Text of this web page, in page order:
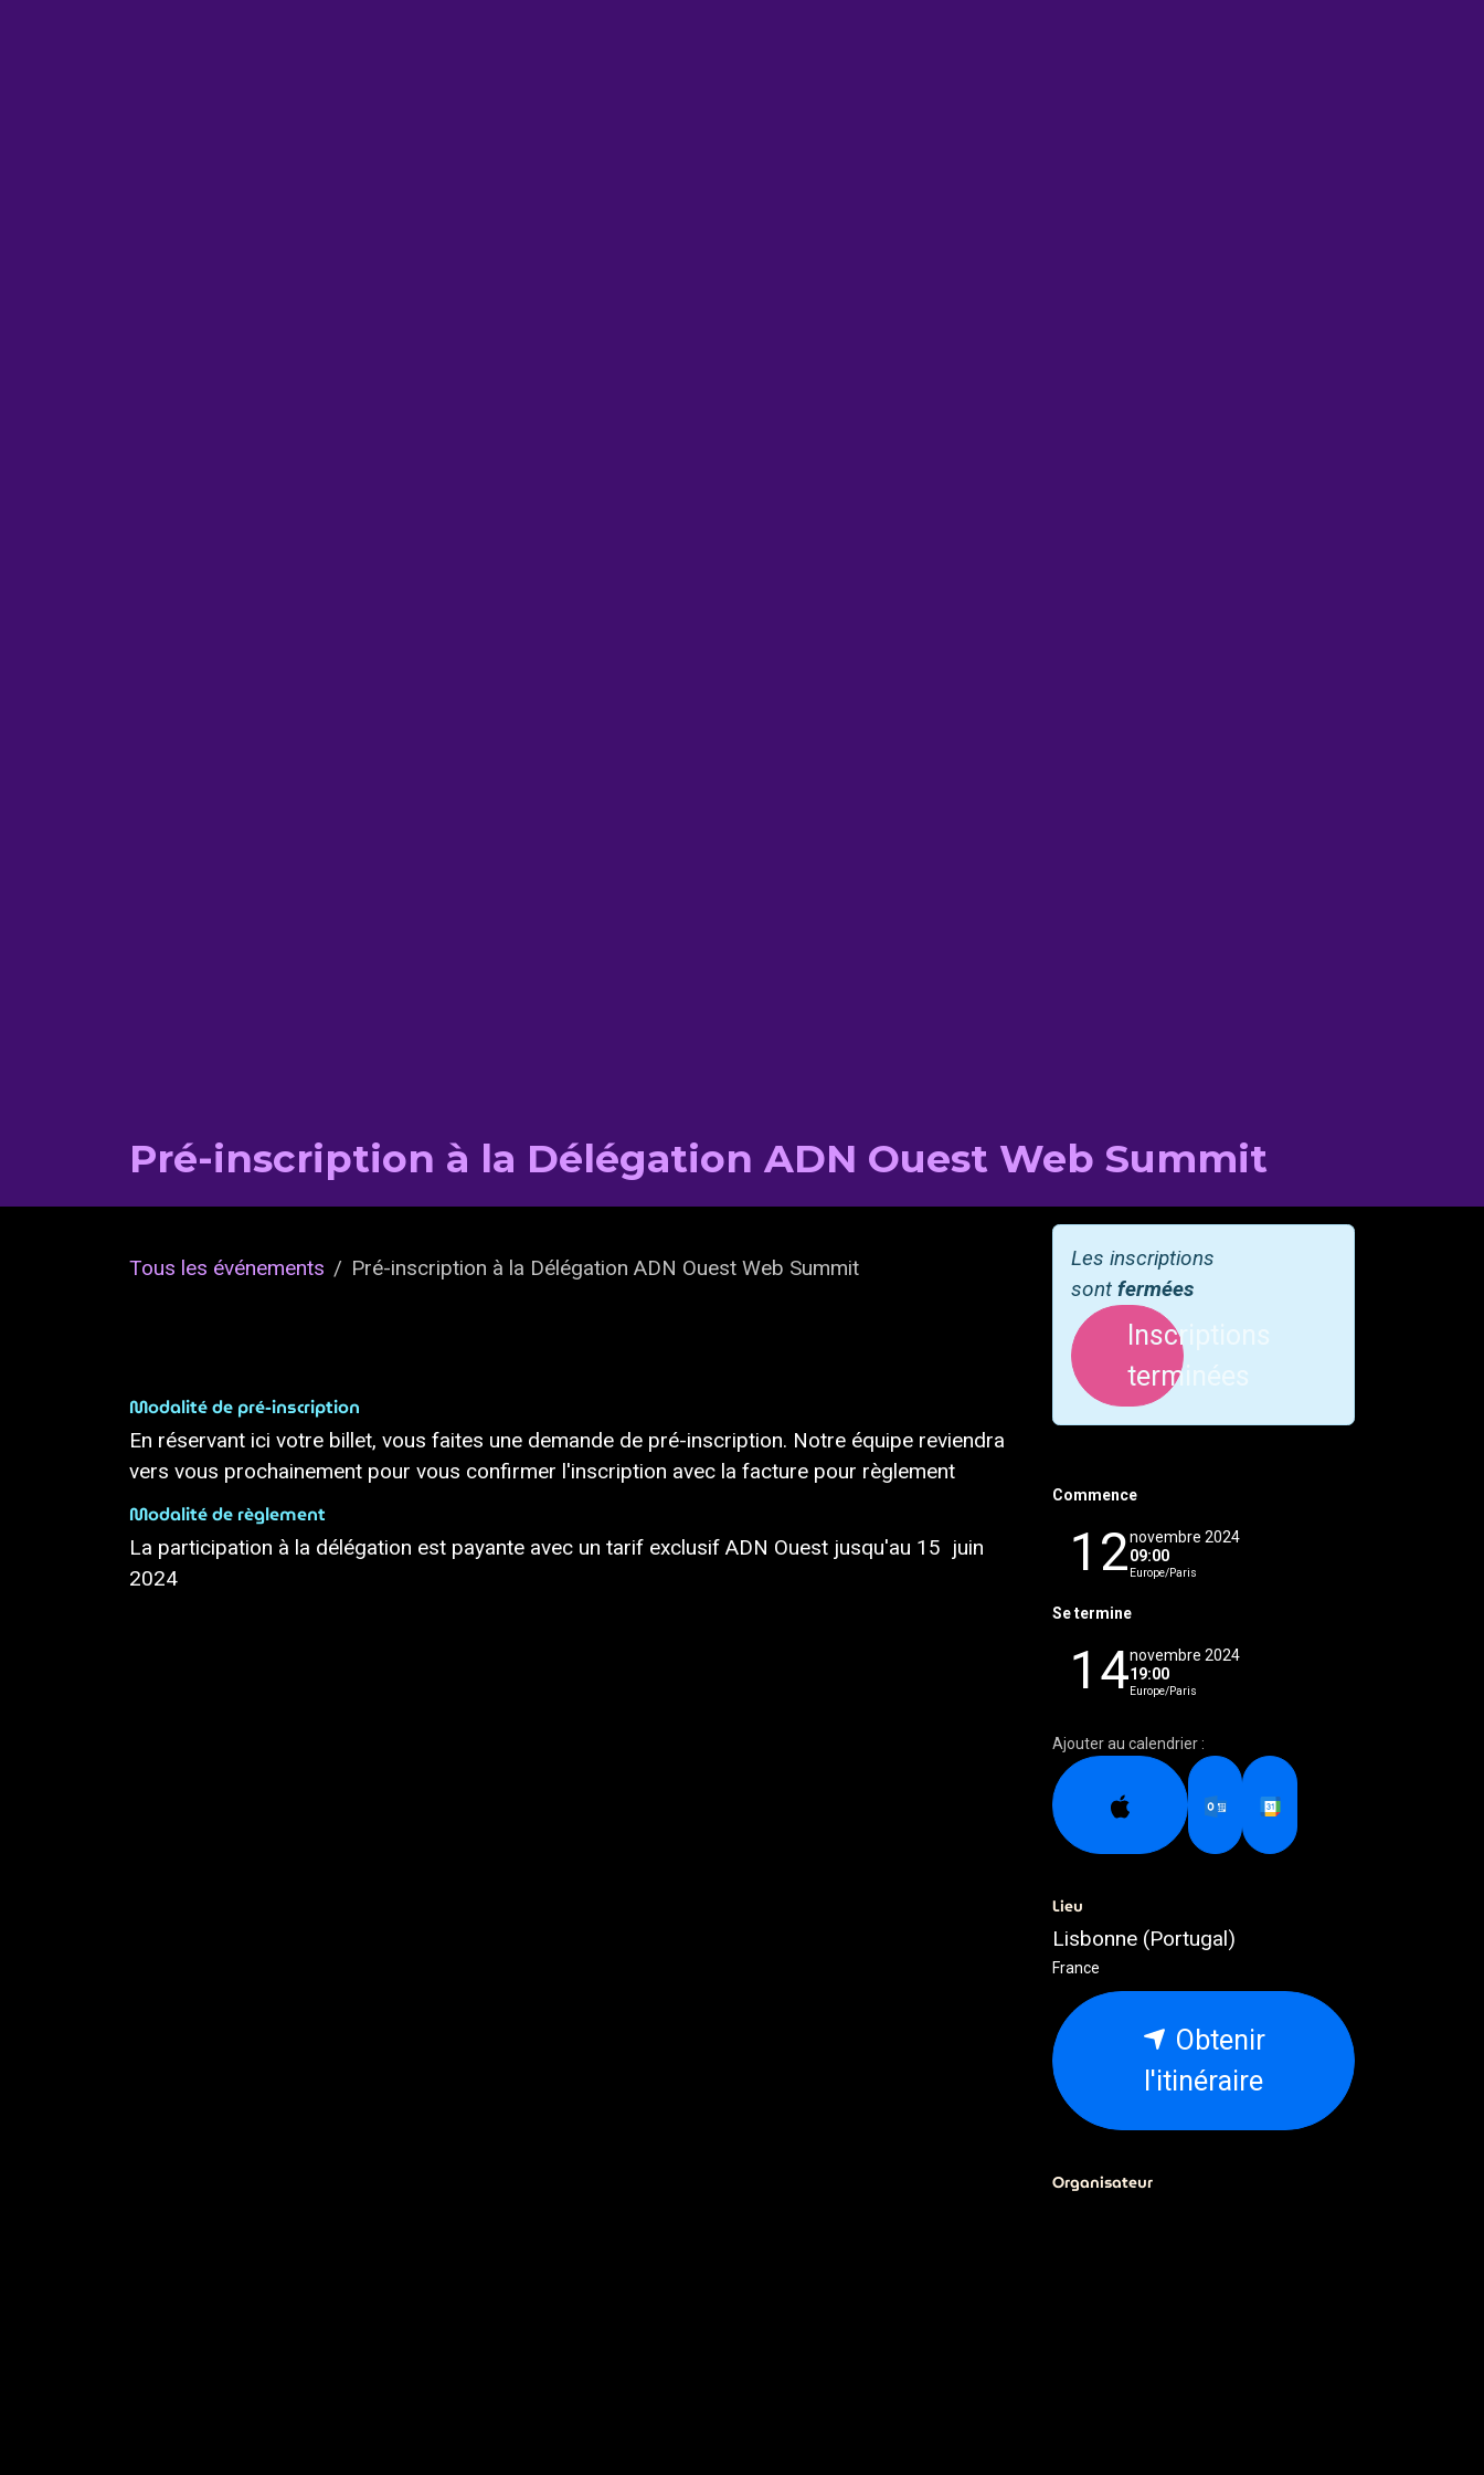
Pré-inscription à la Délégation ADN Ouest Web Summit
Tous les événements Pré-inscription à la Délégation ADN Ouest Web Summit
Modalité de pré-inscription
En réservant ici votre billet, vous faites une demande de pré-inscription. Notre équipe reviendra
vers vous prochainement pour vous confirmer l'inscription avec la facture pour règlement
Modalité de règlement
La participation à la délégation est payante avec un tarif exclusif ADN Ouest jusqu'au 15 juin
2024
Les inscriptions
sont fermées
Inscriptions
terminées
Commence
12novembre 2024
09:00
Europe/Paris
Se termine
14novembre 2024
19:00
Europe/Paris
Ajouter au calendrier :
Lieu
Lisbonne (Portugal)
France
Obtenir
l'itinéraire
Organisateur